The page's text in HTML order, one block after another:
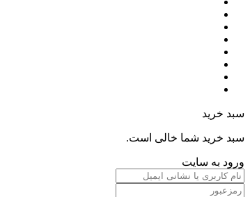
سبد خرید
سبد خرید شما خالی است.
ورود به سایت